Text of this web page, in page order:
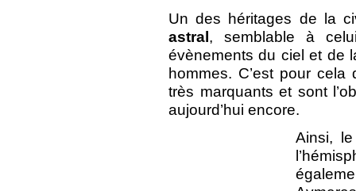
Un des héritages de la
astral, semblable à
évènements du ciel et de
hommes. C’est pour
très marquants et sont
aujourd’hui encore.
Ainsi,